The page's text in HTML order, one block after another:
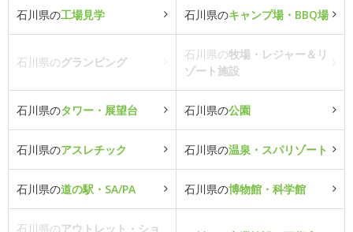
石川県の工場見学 石川県のキャンプ場・BBQ場
石川県のグランピング
石川県の牧場・レジャー＆リ
ゾート施設
石川県のタワー・展望台 石川県の公園
石川県のアスレチック 石川県の温泉・スパリゾート
石川県の道の駅・SA/PA 石川県の博物館・科学館
石川県のアウトレット・ショ